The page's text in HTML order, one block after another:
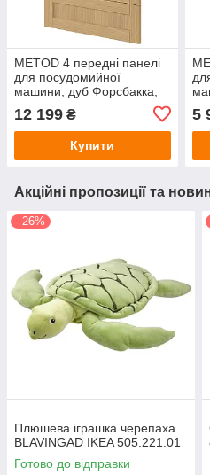
METOD 4 передні панелі
для посудомийної
машини, дуб Форсбакка,
12 199 ₴
Купити
5
Акційні пропозиції та
–26%
Плюшева іграшка черепаха
BLAVINGAD IKEA 505.221.01
Готово до відправки